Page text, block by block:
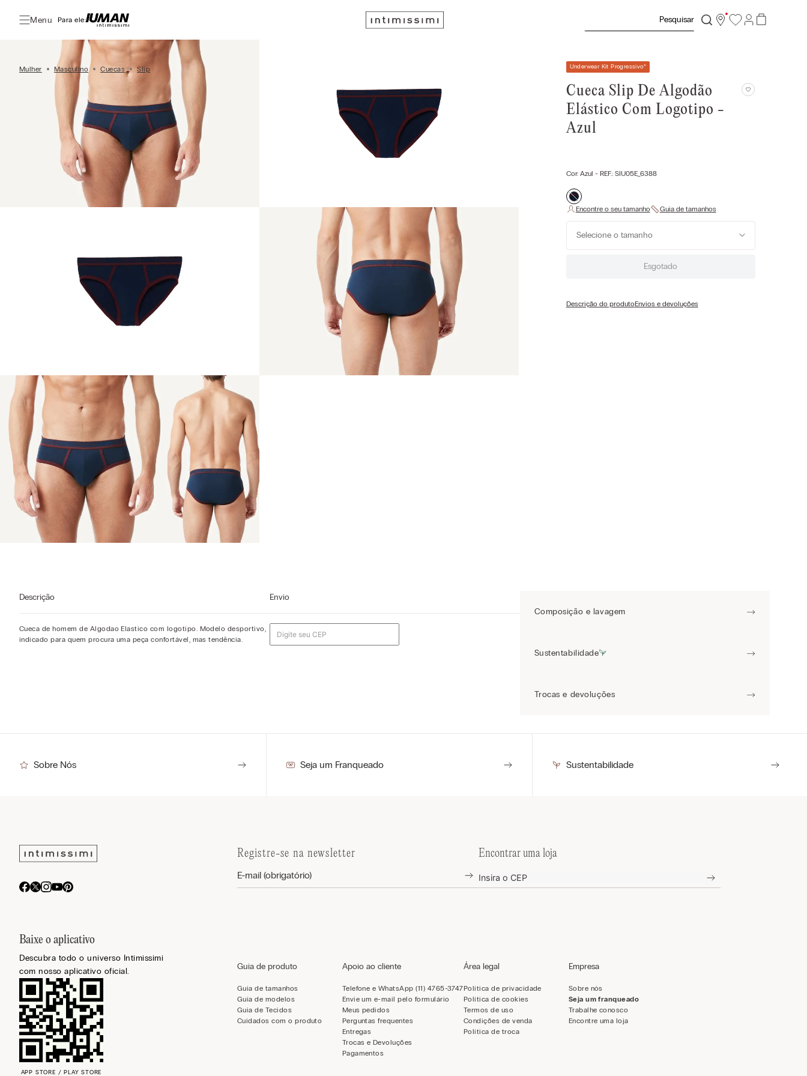
Menu Para ele:
Mulher Masculino Cuecas Slip Underwear Kit Progressivo*
Cueca Slip De Algodão
Elástico Com Logotipo -
Azul
Cor: Azul - REF.: SIU05E_6388
Selecione o tamanho
Esgotado
Descrição do produtoEnvios e devoluções
Descrição
Cueca de homem de Algodao Elastico com logotipo. Modelo desportivo,
indicado para quem procura uma peça confortável, mas tendência.
Envio
Composição e lavagem
Sustentabilidade
Trocas e devoluções
Sobre Nós Seja um Franqueado Sustentabilidade
Baixe o aplicativo
Descubra todo o universo Intimissimi
com nosso aplicativo oficial.
APP STORE / PLAY STORE
Registre-se na newsletter Encontrar uma loja
Guia de produto
Guia de tamanhos
Guia de modelos
Guia de Tecidos
Cuidados com o produto
Apoio ao cliente
Telefone e WhatsApp (11) 4765-3747
Envie um e-mail pelo formulário
Meus pedidos
Perguntas frequentes
Entregas
Trocas e Devoluções
Pagamentos
Área legal
Política de privacidade
Política de cookies
Termos de uso
Condições de venda
Política de troca
Empresa
Sobre nós
Seja um franqueado
Trabalhe conosco
Encontre uma loja